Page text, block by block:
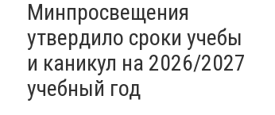
Минпросвещения
утвердило сроки учебы
и каникул на 2026/2027
учебный год